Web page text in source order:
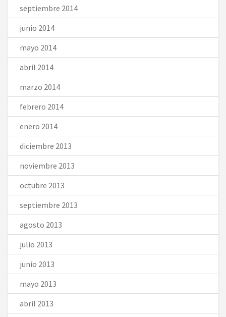
septiembre 2014
junio 2014
mayo 2014
abril 2014
marzo 2014
febrero 2014
enero 2014
diciembre 2013
noviembre 2013
octubre 2013
septiembre 2013
agosto 2013
julio 2013
junio 2013
mayo 2013
abril 2013